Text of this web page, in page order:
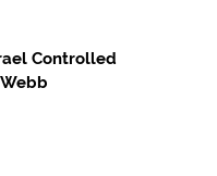
Controlled